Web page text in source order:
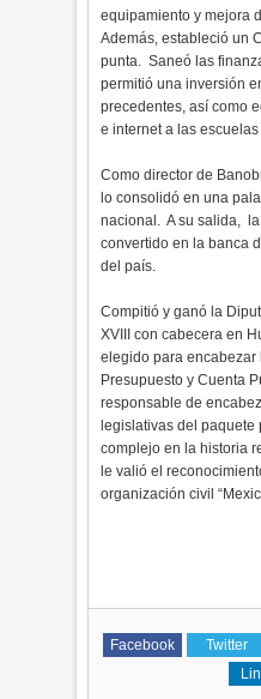
equipamiento y mejora
Además, estableció un
punta. Saneó las
permitió una inversión
precedentes, así como
e internet a las
Como director de
lo consolidó en una
nacional. A su salida,
convertido en la banca
del país.
Compitió y ganó la
XVIII con cabecera en
elegido para encabezar
Presupuesto y Cuenta
responsable de
legislativas del paquete
complejo en la historia
le valió el
organización civil
Facebook Twitter